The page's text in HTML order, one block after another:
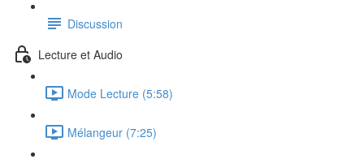
Discussion
Lecture et Audio
Mode Lecture (5:58)
Mélangeur (7:25)